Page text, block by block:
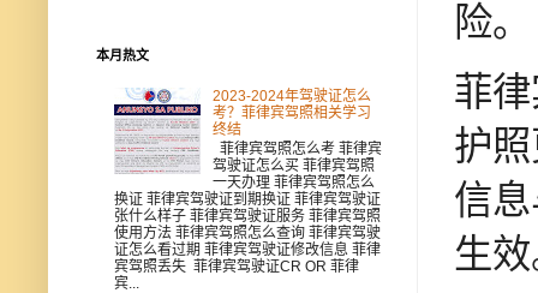
险。
菲
护
信
生
本月热文
2023-2024年驾驶证怎么
考？菲律宾驾照相关学习
终结
菲律宾驾照怎么考 菲律宾
驾驶证怎么买 菲律宾驾照
一天办理 菲律宾驾照怎么
换证 菲律宾驾驶证到期换证 菲律宾驾驶证
张什么样子 菲律宾驾驶证服务 菲律宾驾照
使用方法 菲律宾驾照怎么查询 菲律宾驾驶
证怎么看过期 菲律宾驾驶证修改信息 菲律
宾驾照丢失 菲律宾驾驶证CR OR 菲律
宾...